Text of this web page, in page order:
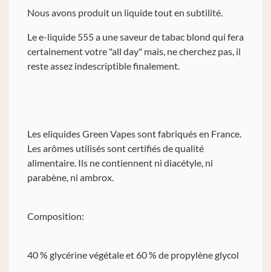
Nous avons produit un liquide tout en subtilité.
Le e-liquide 555 a une saveur de tabac blond qui fera
certainement votre "all day" mais, ne cherchez pas, il
reste assez indescriptible finalement.
Les eliquides Green Vapes sont fabriqués en France.
Les arômes utilisés sont certifiés de qualité
alimentaire. Ils ne contiennent ni diacétyle, ni
parabène, ni ambrox.
Composition:
40 % glycérine végétale et 60 % de propylène glycol